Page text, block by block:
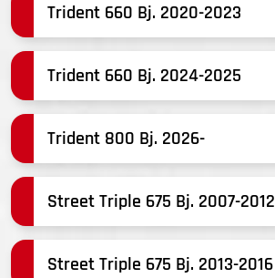
Trident 660 Bj. 2020-2023
Trident 660 Bj. 2024-2025
Trident 800 Bj. 2026-
Street Triple 675 Bj. 2007-2012
Street Triple 675 Bj. 2013-2016